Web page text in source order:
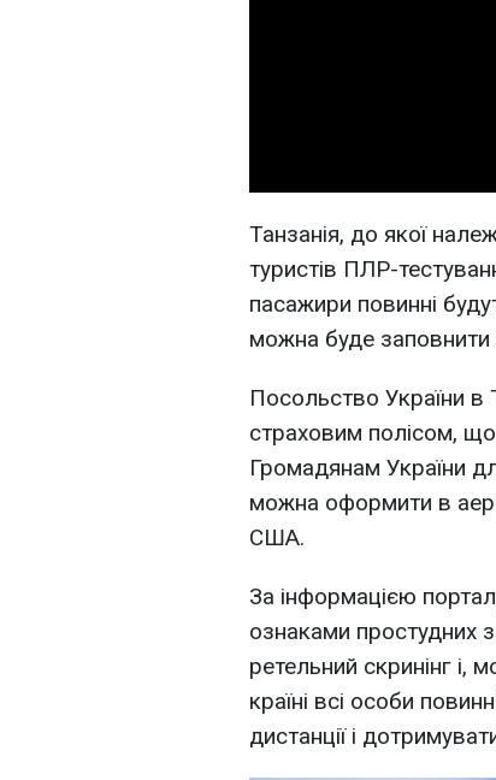
Танзанія, до якої
туристів ПЛР-
пасажири повинні
можна буде заповнити
Посольство України в
страховим полісом,
Громадянам України
можна оформити в
США.
За інформацією
ознаками простудних
ретельний скринінг
країні всі особи
дистанції і